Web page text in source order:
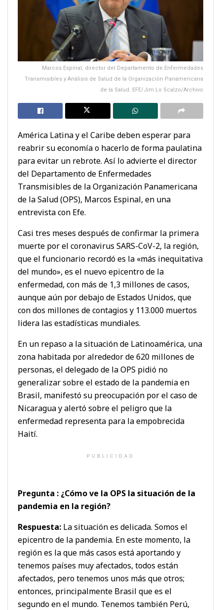
Marcos Espinal, director del Departamento de Enfermedades
Transmisibles y Análisis de Salud de la Organización Panamericana
de la Salud. EFE/Jim Lo Scalzo/Archivo
América Latina y el Caribe deben esperar para
reabrir su economía o hacerlo de forma paulatina
para evitar un rebrote. Así lo advierte el director
del Departamento de Enfermedades
Transmisibles de la Organización Panamericana
de la Salud (OPS), Marcos Espinal, en una
entrevista con Efe.
Casi tres meses después de confirmar la primera
muerte por el coronavirus SARS-CoV-2, la región,
que el funcionario recordó es la «más inequitativa
del mundo», es el nuevo epicentro de la
enfermedad, con más de 1,3 millones de casos,
aunque aún por debajo de Estados Unidos, que
con dos millones de contagios y 113.000 muertos
lidera las estadísticas mundiales.
En un repaso a la situación de Latinoamérica, una
zona habitada por alrededor de 620 millones de
personas, el delegado de la OPS pidió no
generalizar sobre el estado de la pandemia en
Brasil, manifestó su preocupación por el caso de
Nicaragua y alertó sobre el peligro que la
enfermedad representa para la empobrecida
Haití.
PUBLICIDAD
Pregunta : ¿Cómo ve la OPS la situación de la
pandemia en la región?
Respuesta: La situación es delicada. Somos el
epicentro de la pandemia. En este momento, la
región es la que más casos está aportando y
tenemos países muy afectados, todos están
afectados, pero tenemos unos más que otros;
entonces, principalmente Brasil que es el
segundo en el mundo. Tenemos también Perú,